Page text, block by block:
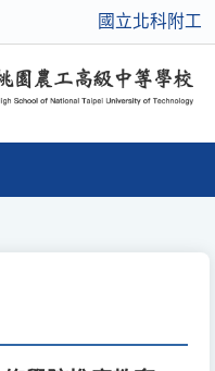
國立北科附工